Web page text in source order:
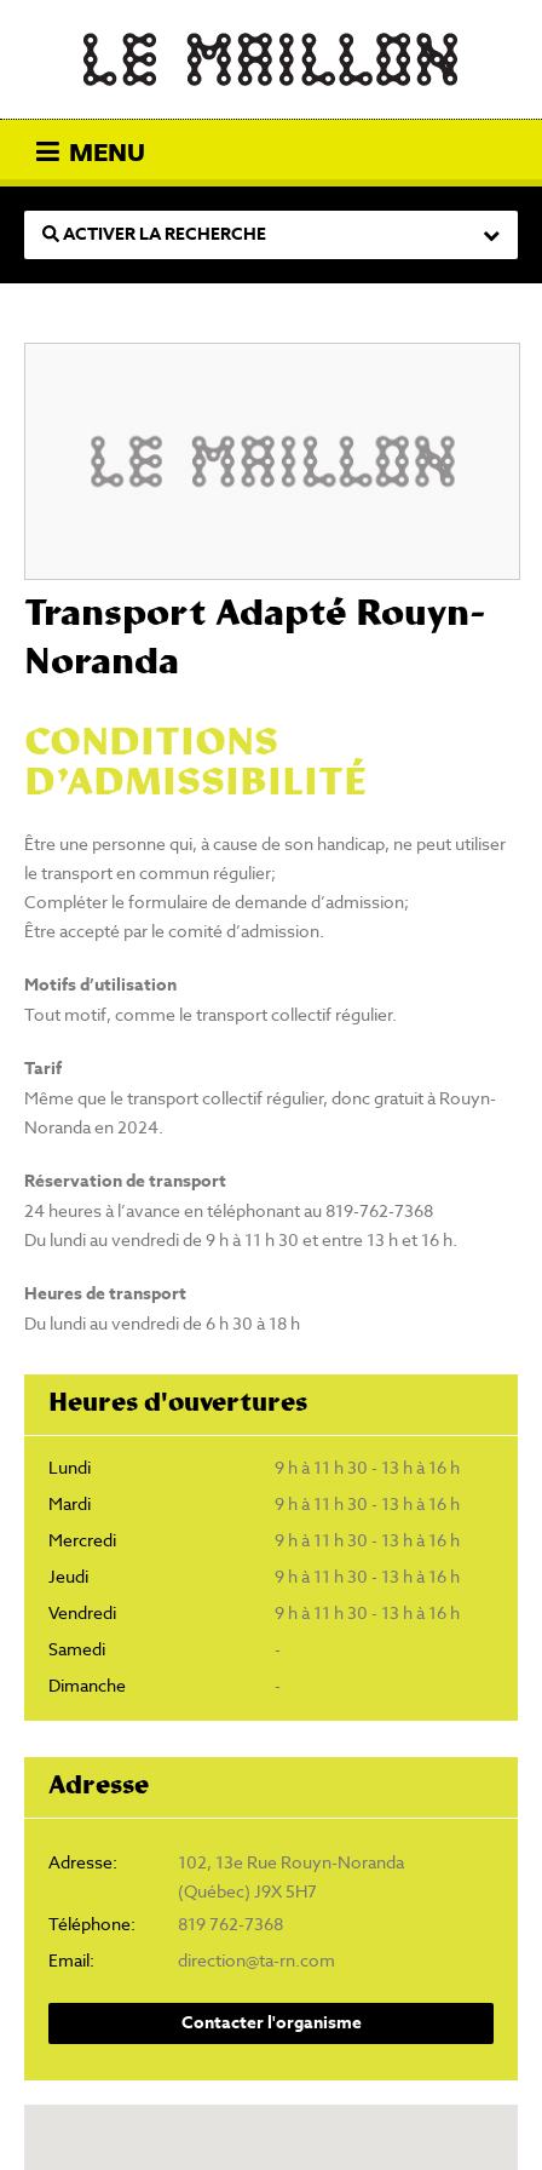
MENU
ACTIVER LA RECHERCHE
Transport Adapté Rouyn-
Noranda
CONDITIONS
D’ADMISSIBILITÉ
Être une personne qui, à cause de son handicap, ne peut utiliser
le transport en commun régulier;
Compléter le formulaire de demande d’admission;
Être accepté par le comité d’admission.
Motifs d’utilisation
Tout motif, comme le transport collectif régulier.
Tarif
Même que le transport collectif régulier, donc gratuit à Rouyn-
Noranda en 2024.
Réservation de transport
24 heures à l’avance en téléphonant au 819-762-7368
Du lundi au vendredi de 9 h à 11 h 30 et entre 13 h et 16 h.
Heures de transport
Du lundi au vendredi de 6 h 30 à 18 h
Heures d'ouvertures
Lundi
9 h à 11 h 30 - 13 h à 16 h
Mardi
9 h à 11 h 30 - 13 h à 16 h
Mercredi
9 h à 11 h 30 - 13 h à 16 h
Jeudi
9 h à 11 h 30 - 13 h à 16 h
Vendredi
9 h à 11 h 30 - 13 h à 16 h
Samedi
-
Dimanche
-
Adresse
Adresse:
102, 13e Rue Rouyn-Noranda
(Québec) J9X 5H7
Téléphone:
819 762-7368
Email:
direction@ta-rn.com
Contacter l'organisme